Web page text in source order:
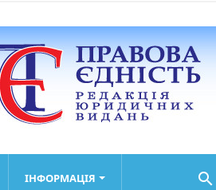
ІНФОРМАЦІЯ 